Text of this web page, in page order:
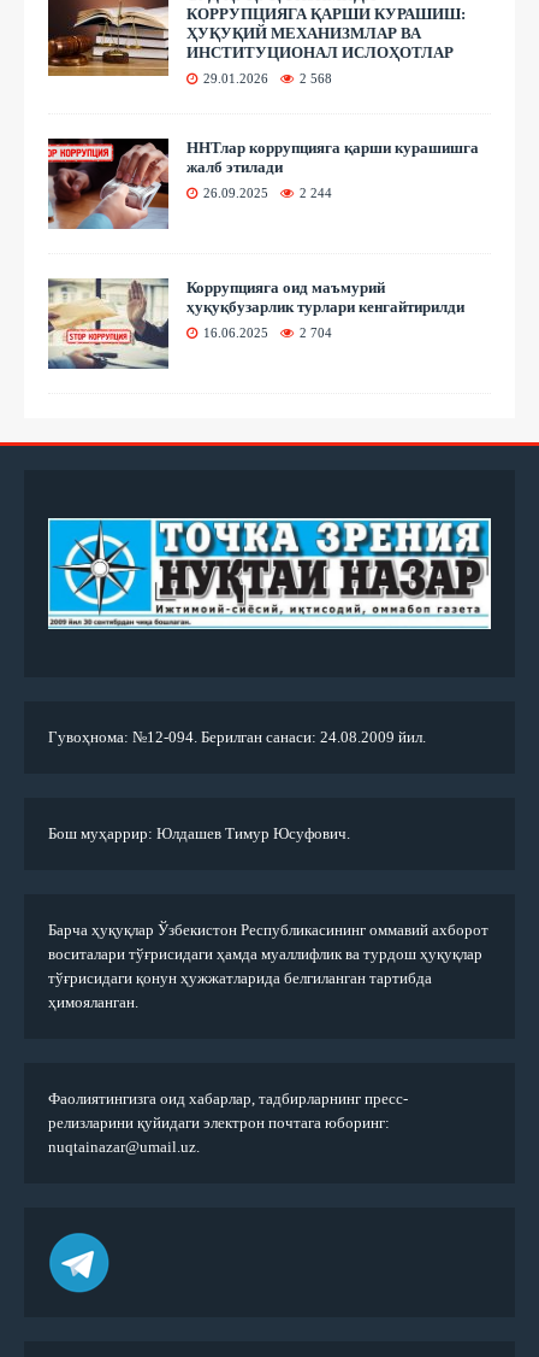
КОРРУПЦИЯГА ҚАРШИ КУРАШИШ:
ҲУҚУҚИЙ МЕХАНИЗМЛАР ВА
ИНСТИТУЦИОНАЛ ИСЛОҲОТЛАР
29.01.2026 2 568
ННТлар коррупцияга қарши курашишга
жалб этилади
26.09.2025 2 244
Коррупцияга оид маъмурий
ҳуқуқбузарлик турлари кенгайтирилди
16.06.2025 2 704
Гувоҳнома: №12-094. Берилган санаси: 24.08.2009 йил.
Бош муҳаррир: Юлдашев Тимур Юсуфович.
Барча ҳуқуқлар Ўзбекистон Республикасининг оммавий ахборот
воситалари тўғрисидаги ҳамда муаллифлик ва турдош ҳуқуқлар
тўғрисидаги қонун ҳужжатларида белгиланган тартибда
ҳимояланган.
Фаолиятингизга оид хабарлар, тадбирларнинг пресс-
релизларини қуйидаги электрон почтага юборинг:
nuqtainazar@umail.uz.